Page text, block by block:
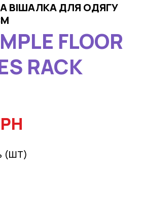
ВІШАЛКА ДЛЯ ОДЯГУ
FLOOR
RACK
(ШТ)